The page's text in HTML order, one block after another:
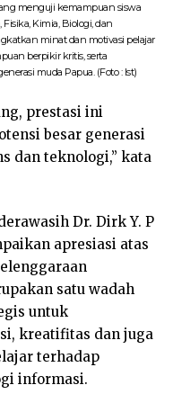
menguji kemampuan siswa
Kimia, Biologi, dan
minat dan motivasi pelajar
berpikir kritis, serta
muda Papua. (Foto : Ist)
prestasi ini
besar generasi
dan teknologi,” kata
Dr. Dirk Y. P
apresiasi atas
satu wadah
untuk
kreatifitas dan juga
terhadap
informasi.